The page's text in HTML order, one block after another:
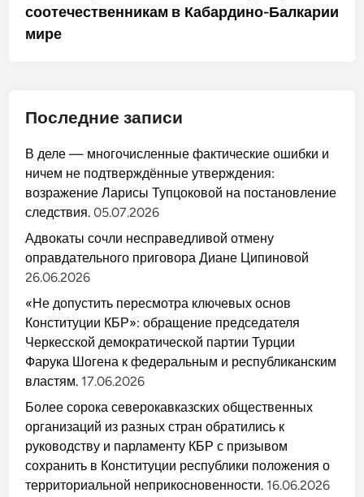
соотечественникам в
мире
Кабардино-Балкарии
Последние записи
В деле — многочисленные фактические ошибки и
ничем не подтверждённые утверждения:
возражение Ларисы Тупцоковой на постановление
следствия. 05.07.2026
Адвокаты сочли несправедливой отмену
оправдательного приговора Диане Ципиновой
26.06.2026
«Не допустить пересмотра ключевых основ
Конституции КБР»: обращение председателя
Черкесской демократической партии Турции
Фарука Шогена к федеральным и республиканским
властям. 17.06.2026
Более сорока северокавказских общественных
организаций из разных стран обратились к
руководству и парламенту КБР с призывом
сохранить в Конституции республики положения о
территориальной неприкосновенности. 16.06.2026